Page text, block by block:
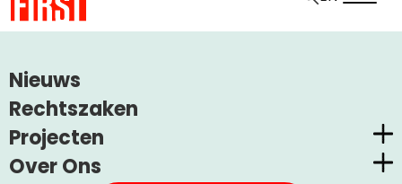
Nieuws
Rechtszaken
Projecten
Nederlandse Privacy Awards
Over Ons
Onderbelicht: financiële
privacy